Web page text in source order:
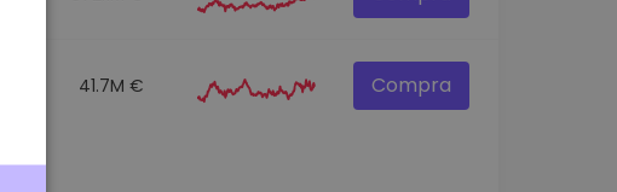
41.7M € Compra